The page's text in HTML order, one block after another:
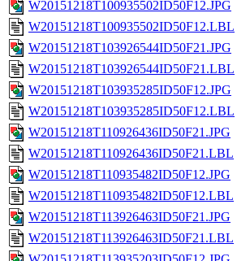
W20151218T100935502ID50F12.JPG
W20151218T100935502ID50F12.LBL
W20151218T103926544ID50F21.JPG
W20151218T103926544ID50F21.LBL
W20151218T103935285ID50F12.JPG
W20151218T103935285ID50F12.LBL
W20151218T110926436ID50F21.JPG
W20151218T110926436ID50F21.LBL
W20151218T110935482ID50F12.JPG
W20151218T110935482ID50F12.LBL
W20151218T113926463ID50F21.JPG
W20151218T113926463ID50F21.LBL